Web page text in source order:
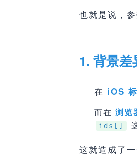
也就是说，
1. 背景
在 iOS
而在 浏览
ids[]
这就造成了一